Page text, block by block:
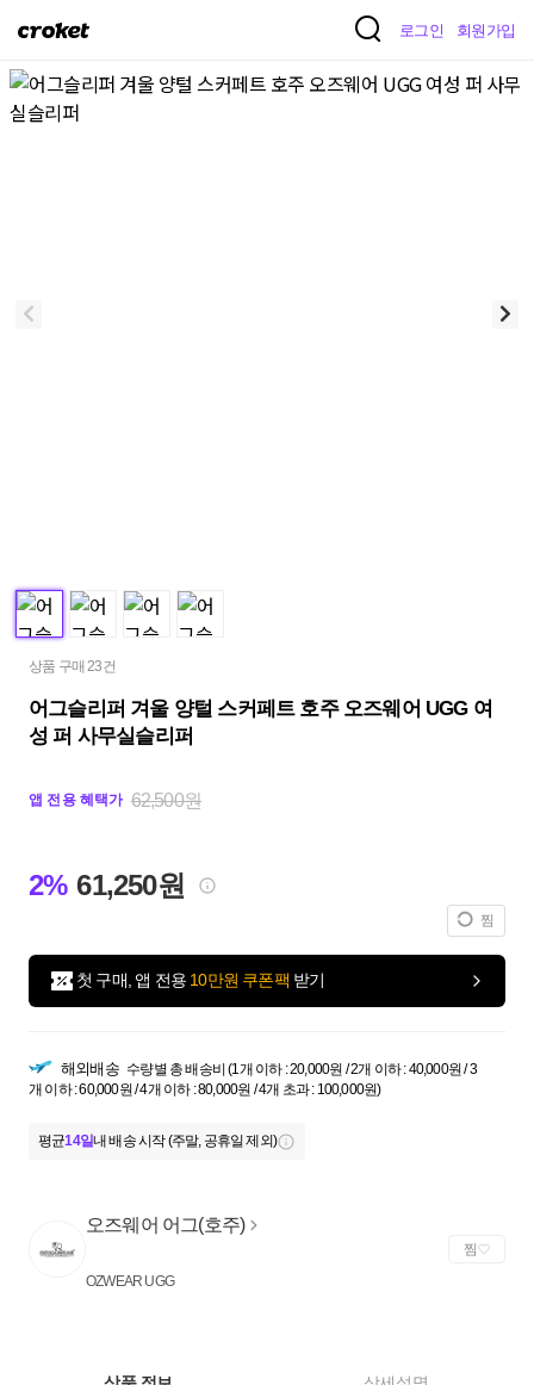
크
켓
로그인 회원가입
상품 구매 23건
어그슬리퍼 겨울 양털 스커페트 호주 오즈웨어 UGG 여
성 퍼 사무실슬리퍼
앱 전용 혜택가 62,500원
2% 61,250원
찜
첫 구매, 앱 전용 10만원 쿠폰팩 받기
해외배송 수량별 총 배송비 (1개 이하 : 20,000원 / 2개 이하 : 40,000원 / 3
개 이하 : 60,000원 / 4개 이하 : 80,000원 / 4개 초과 : 100,000원)
평균14일내 배송 시작 (주말, 공휴일 제외)
오즈웨어 어그(호주)
OZWEAR UGG
찜